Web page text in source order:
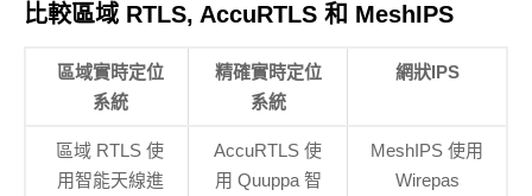
比較區​​域 RTLS, AccuRTLS 和 MeshIPS
區域實時定位
系統
精確實時定位
系統
網狀IPS
區域 RTLS 使
用智能天線進
AccuRTLS 使
用 Quuppa 智
MeshIPS 使用
Wirepas